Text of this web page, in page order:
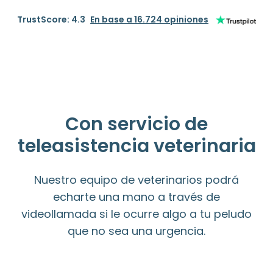
TrustScore: 4.3 En base a 16.724 opiniones
Con servicio de
teleasistencia veterinaria
Nuestro equipo de veterinarios podrá
echarte una mano a través de
videollamada si le ocurre algo a tu peludo
que no sea una urgencia.